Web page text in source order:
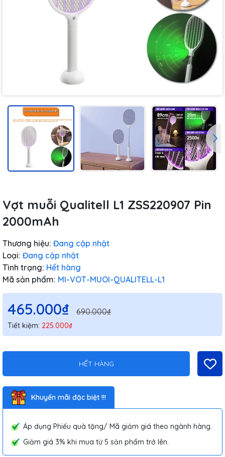
Vợt muỗi Qualitell L1 ZSS220907 Pin
2000mAh
Thương hiệu: Đang cập nhật
Loại: Đang cập nhật
Tình trạng: Hết hàng
Mã sản phẩm: MI-VOT-MUOI-QUALITELL-L1
465.000₫ 690.000₫
Tiết kiệm: 225.000₫
HẾT HÀNG
Khuyến mãi đặc biệt !!!
Áp dụng Phiếu quà tặng/ Mã giảm giá theo ngành hàng.
Giảm giá 3% khi mua từ 5 sản phẩm trở lên.